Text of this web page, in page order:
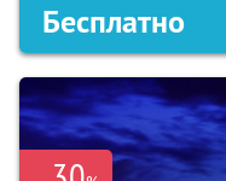
Бесплатно